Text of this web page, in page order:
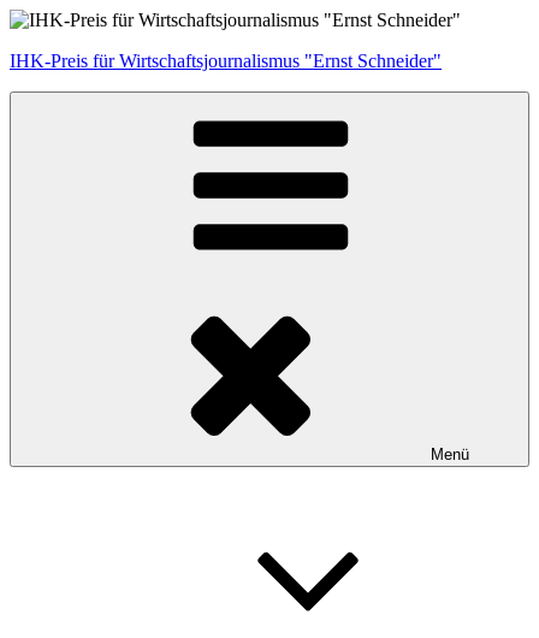
Zum
springen
IHK-Preis für Wirtschaftsjournalismus "Ernst Schneider"
Menü